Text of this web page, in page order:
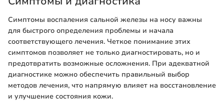
Симптомы воспаления сальной железы на носу важны
для быстрого определения проблемы и начала
соответствующего лечения. Четкое понимание этих
симптомов позволяет не только диагностировать, но и
предотвратить возможные осложнения. При адекватной
диагностике можно обеспечить правильный выбор
методов лечения, что напрямую влияет на восстановление
и улучшение состояния кожи.